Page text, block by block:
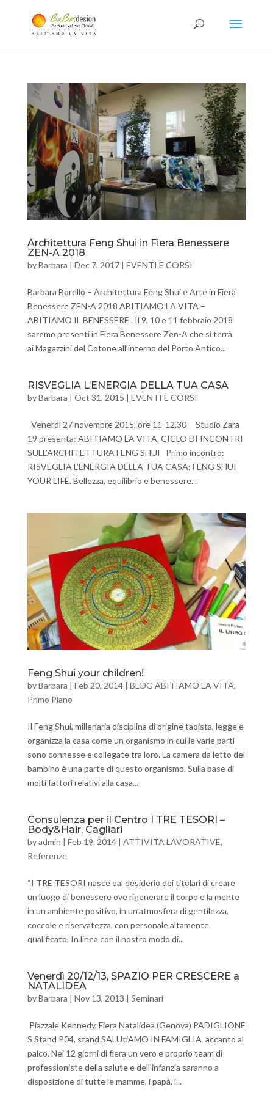
Architettura Feng Shui in Fiera Benessere
ZEN-A 2018
byBarbara | Dec 7, 2017| EVENTI E CORSI
Barbara Borello – Architettura Feng Shui e Arte in Fiera
Benessere ZEN-A 2018 ABITIAMO LA VITA –
ABITIAMO IL BENESSERE . Il 9, 10 e 11 febbraio 2018
saremo presenti in Fiera Benessere Zen-A che si terrà
ai Magazzini del Cotone all’interno del Porto Antico...
RISVEGLIA L’ENERGIA DELLA TUA CASA
byBarbara | Oct 31, 2015 | EVENTI E CORSI
Venerdì 27 novembre 2015, ore 11-12.30 Studio Zara
19 presenta: ABITIAMO LA VITA, CICLO DI INCONTRI
SULL’ARCHITETTURA FENG SHUI Primo incontro:
RISVEGLIA L’ENERGIA DELLA TUA CASA: FENG SHUI
YOUR LIFE. Bellezza, equilibrio e benessere...
Feng Shui your children!
byBarbara | Feb 20, 2014| BLOG ABITIAMO LA VITA,
Primo Piano
Il Feng Shui, millenaria disciplina di origine taoista, legge e
organizza la casa come un organismo in cui le varie parti
sono connesse e collegate tra loro. La camera da letto del
bambino è una parte di questo organismo. Sulla base di
molti fattori relativi alla casa...
Consulenza per il Centro I TRE TESORI –
Body&Hair, Cagliari
byadmin | Feb 19, 2014| ATTIVITÀ LAVORATIVE,
Referenze
“I TRE TESORI nasce dal desiderio dei titolari di creare
un luogo di benessere ove rigenerare il corpo e la mente
in un ambiente positivo, in un’atmosfera di gentilezza,
coccole e riservatezza, con personale altamente
qualificato. In linea con il nostro modo di...
Venerdì 20/12/13, SPAZIO PER CRESCERE a
NATALIDEA
byBarbara | Nov 13, 2013 | Seminari
Piazzale Kennedy, Fiera Natalidea (Genova) PADIGLIONE
S Stand P04, stand SALUtiAMO IN FAMIGLIA accanto al
palco. Nei 12 giorni di fiera un vero e proprio team di
professioniste della salute e dell’infanzia saranno a
disposizione di tutte le mamme, i papà, i...